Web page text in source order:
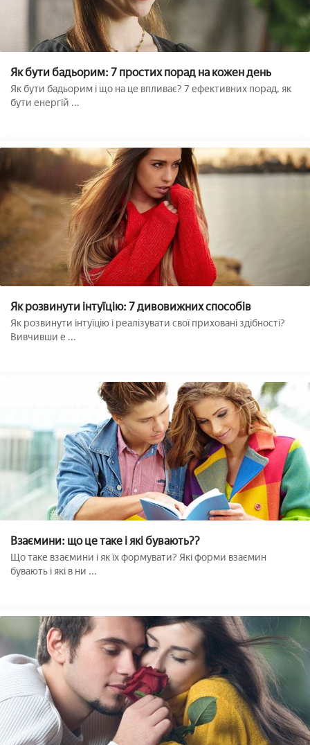
Як бути бадьорим: 7 простих порад на кожен день
Як бути бадьорим і що на це впливає? 7 ефективних порад, як
бути енергій ...
Як розвинути інтуїцію: 7 дивовижних способів
Як розвинути інтуїцію і реалізувати свої приховані здібності?
Вивчивши е ...
Взаємини: що це таке і які бувають??
Що таке взаємини і як їх формувати? Які форми взаємин
бувають і які в ни ...